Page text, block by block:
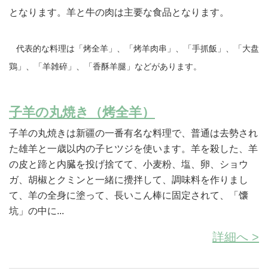
となります。羊と牛の肉は主要な食品となります。
代表的な料理は「烤全羊」、「烤羊肉串」、「手抓飯」、「大盘
鶏」、「羊雑碎」、「香酥羊腿」などがあります。
子羊の丸焼き（烤全羊）
子羊の丸焼きは新疆の一番有名な料理で、普通は去勢され
た雄羊と一歳以内の子ヒツジを使います。羊を殺した、羊
の皮と蹄と内臓を投げ捨てて、小麦粉、塩、卵、ショウ
ガ、胡椒とクミンと一緒に攪拌して、調味料を作りまし
て、羊の全身に塗って、長いこん棒に固定されて、「馕
坑」の中に...
詳細へ >